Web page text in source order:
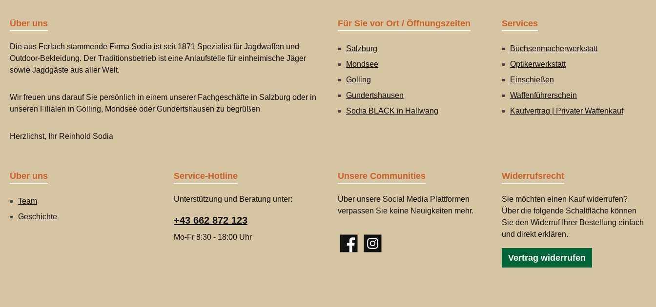
Über uns
Die aus Ferlach stammende Firma Sodia ist seit 1871 Spezialist für Jagdwaffen und
Outdoor-Bekleidung. Der Traditionsbetrieb ist eine Anlaufstelle für einheimische Jäger
sowie Jagdgäste aus aller Welt.
Wir freuen uns darauf Sie persönlich in einem unserer Fachgeschäfte in Salzburg oder in
unseren Filialen in Golling, Mondsee oder Gundertshausen zu begrüßen
Herzlichst, Ihr Reinhold Sodia
Für Sie vor Ort / Öffnungszeiten
Salzburg
Mondsee
Golling
Gundertshausen
Sodia BLACK in Hallwang
Services
Büchsenmacherwerkstatt
Optikerwerkstatt
Einschießen
Waffenführerschein
Kaufvertrag | Privater Waffenkauf
Über uns
Team
Geschichte
Service-Hotline
Unterstützung und Beratung unter:
+43 662 872 123
Mo-Fr 8:30 - 18:00 Uhr
Unsere Communities
Über unsere Social Media Plattformen
verpassen Sie keine Neuigkeiten mehr.
FacebookInstagram
Widerrufsrecht
Sie möchten einen Kauf widerrufen?
Über die folgende Schaltfläche können
Sie den Widerruf Ihrer Bestellung einfach
und direkt erklären.
Vertrag widerrufen